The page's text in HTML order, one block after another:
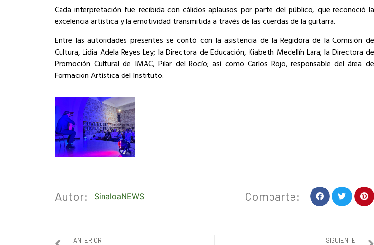
Cada interpretación fue recibida con cálidos aplausos por parte del público, que reconoció la
excelencia artística y la emotividad transmitida a través de las cuerdas de la guitarra.
Entre las autoridades presentes se contó con la asistencia de la Regidora de la Comisión de
Cultura, Lidia Adela Reyes Ley; la Directora de Educación, Kiabeth Medellín Lara; la Directora de
Promoción Cultural de IMAC, Pilar del Rocío; así como Carlos Rojo, responsable del área de
Formación Artística del Instituto.
Autor: SinaloaNEWS Comparte:
ANTERIOR SIGUIENTE